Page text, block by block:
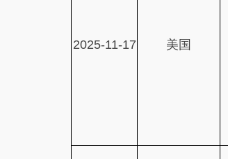
2025-11-17 美国